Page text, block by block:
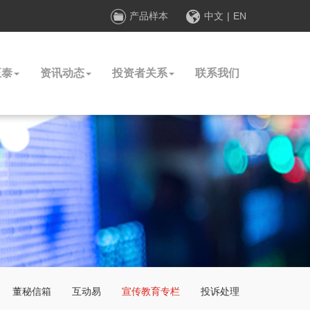
产品样本 中文 | EN
资讯动态 投资者关系 联系我们
董秘信箱 互动易 宣传教育专栏 投诉处理